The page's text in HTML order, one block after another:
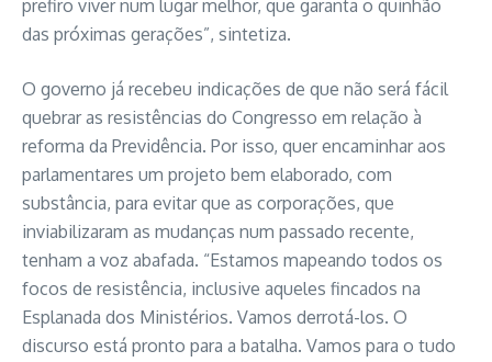
prefiro viver num lugar melhor, que garanta o quinhão
das próximas gerações”, sintetiza.
O governo já recebeu indicações de que não será fácil
quebrar as resistências do Congresso em relação à
reforma da Previdência. Por isso, quer encaminhar aos
parlamentares um projeto bem elaborado, com
substância, para evitar que as corporações, que
inviabilizaram as mudanças num passado recente,
tenham a voz abafada. “Estamos mapeando todos os
focos de resistência, inclusive aqueles fincados na
Esplanada dos Ministérios. Vamos derrotá-los. O
discurso está pronto para a batalha. Vamos para o tudo